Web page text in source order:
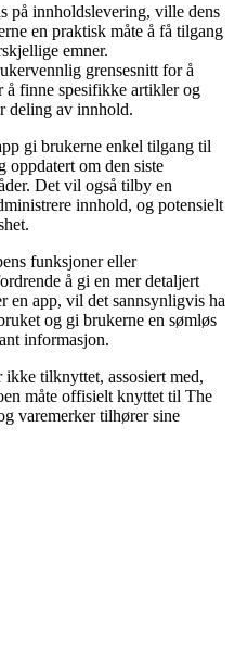
på innholdslevering, ville dens
en praktisk måte å få tilgang
emner.
grensesnitt for å
finne spesifikke artikler og
deling av innhold.
gi brukerne enkel tilgang til
oppdatert om den siste
Det vil også tilby en
innhold, og potensielt
funksjoner eller
å gi en mer detaljert
en app, vil det sannsynligvis ha
og gi brukerne en sømløs
informasjon.
tilknyttet, assosiert med,
måte offisielt knyttet til The
varemerker tilhører sine